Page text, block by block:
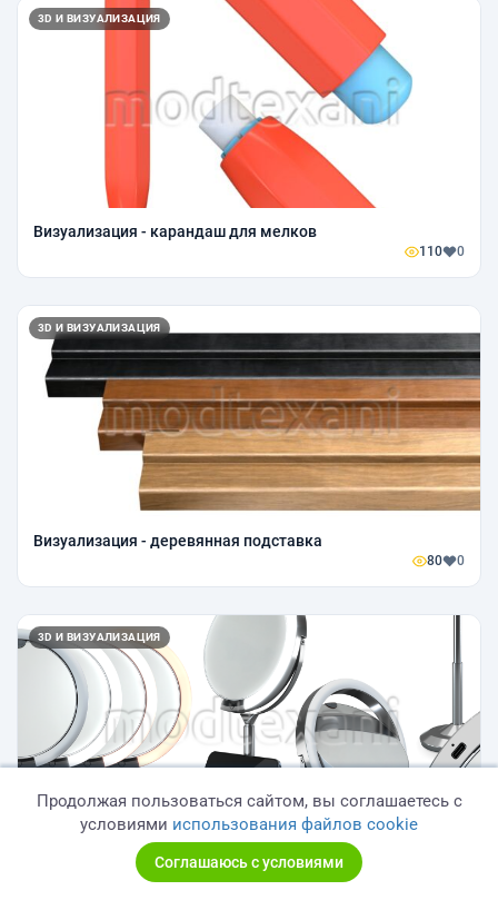
3D И ВИЗУАЛИЗАЦИЯ
Визуализация - карандаш для мелков
110 0
3D И ВИЗУАЛИЗАЦИЯ
Визуализация - деревянная подставка
80 0
3D И ВИЗУАЛИЗАЦИЯ
Визуализация - зеркало с подсветой
Продолжая пользоваться сайтом, вы соглашаетесь с
условиями использования файлов cookie
Соглашаюсь с условиями